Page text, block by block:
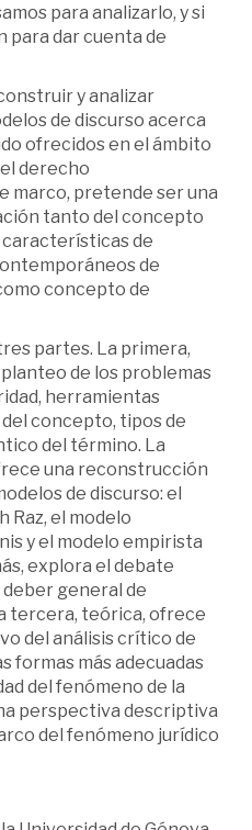
para analizarlo, y si
para dar cuenta de
y analizar
de discurso acerca
ofrecidos en el ámbito
derecho
marco, pretende ser una
tanto del concepto
características de
de
concepto de
partes. La primera,
de los problemas
herramientas
concepto, tipos de
del término. La
una reconstrucción
de discurso: el
Raz, el modelo
y el modelo empirista
explora el debate
general de
tercera, teórica, ofrece
del análisis crítico de
formas más adecuadas
del fenómeno de la
perspectiva descriptiva
del fenómeno jurídico